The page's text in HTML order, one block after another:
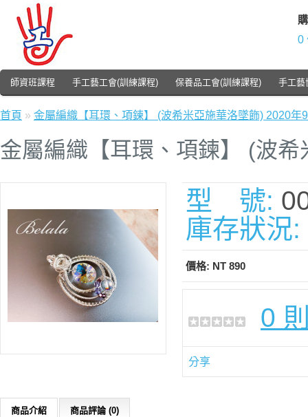
0
師資班課程 手工藝工會(訓練課程) 保養品工會(訓練課程) 手工藝
首頁 » 金屬編織【耳環、項鍊】 (波希米亞施華洛墜飾) 2020年
金屬編織【耳環、項鍊】 (波
型 號:
庫存狀況:
價格: NT 890
0
分享
商品介紹 商品評論 (0)